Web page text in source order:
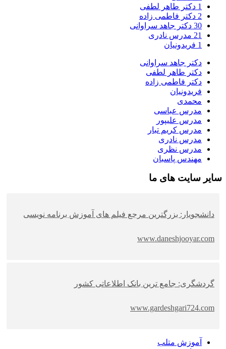
1 دکتر طاهر لطفی
2 دکتر فاطمی زاده
30 دکتر جاهد سراوانی
21 مدرس نادری
1 فریدونیان
دکتر جاهد سراوانی
دکتر طاهر لطفی
دکتر فاطمی زاده
فریدونیان
محمدی
مدرس عباسی
مدرس علیپور
مدرس کریم تبار
مدرس نادری
مدرس نظری
مهندس پاسبان
سایر سایت های ما
دانشجویار: بزرگترین مرجع فیلم های آموزش برنامه نویسی
www.daneshjooyar.com
گردشگری: جامع ترین بانک اطلاعاتی کشور
www.gardeshgari724.com
آموزش متلب